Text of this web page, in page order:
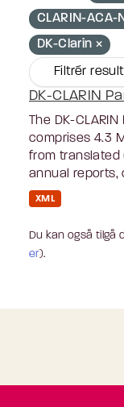
CLARIN-ACA-
DK-Clarin
Filtrér
DK-CLARIN
The DK-
comprises 4.3
from translated
annual reports,
XML
Du kan også tilgå
er).